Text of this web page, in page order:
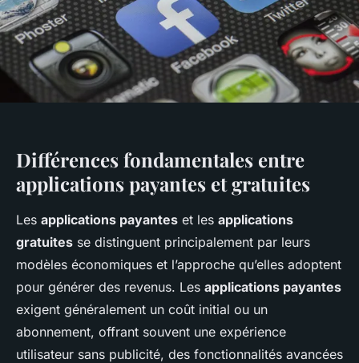
Différences fondamentales entre
applications payantes et gratuites
Les applications payantes et les applications
gratuites se distinguent principalement par leurs
modèles économiques et l’approche qu’elles adoptent
pour générer des revenus. Les applications payantes
exigent généralement un coût initial ou un
abonnement, offrant souvent une expérience
utilisateur sans publicité, des fonctionnalités avancées